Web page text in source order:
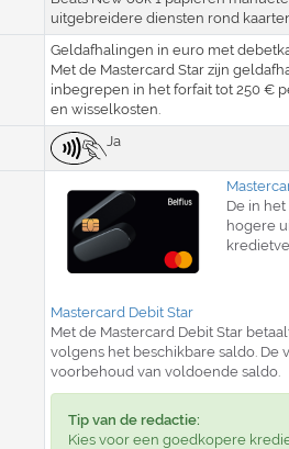
uitgebreidere diensten rond
Geldafhalingen in euro met
Met de Mastercard Star zijn
inbegrepen in het forfait tot 250 €
en wisselkosten.
Ja
De in
hogere
Mastercard Debit Star
Met de Mastercard Debit Star
volgens het beschikbare saldo.
voorbehoud van voldoende saldo.
Tip van de redactie:
Kies voor een goedkopere